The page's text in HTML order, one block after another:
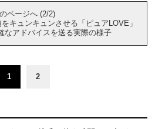
ページへ (2/2)
キュンキュンさせる「ピュアLOVE」
アドバイスを送る実際の様子
1 2